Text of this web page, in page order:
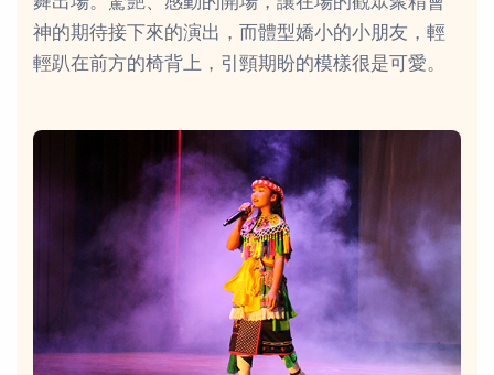
神的期待接下來的演出，而體型嬌小的小朋友，輕
輕趴在前方的椅背上，引頸期盼的模樣很是可愛。